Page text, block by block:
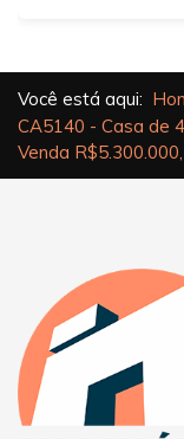
Você está aqui:
CA5140 - Casa de
Venda